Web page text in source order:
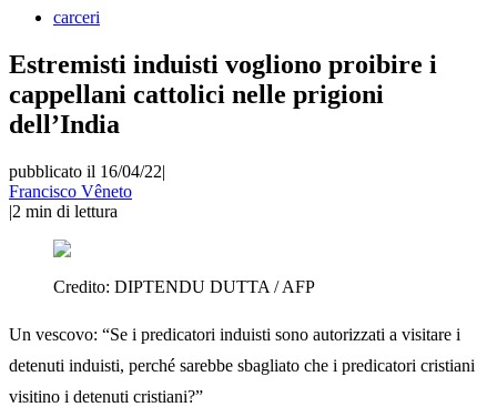
carceri
Estremisti induisti vogliono proibire i
cappellani cattolici nelle prigioni
dell’India
pubblicato il 16/04/22|
Francisco Vêneto
|2 min di lettura
Credito: DIPTENDU DUTTA / AFP
Un vescovo: “Se i predicatori induisti sono autorizzati a visitare i
detenuti induisti, perché sarebbe sbagliato che i predicatori cristiani
visitino i detenuti cristiani?”